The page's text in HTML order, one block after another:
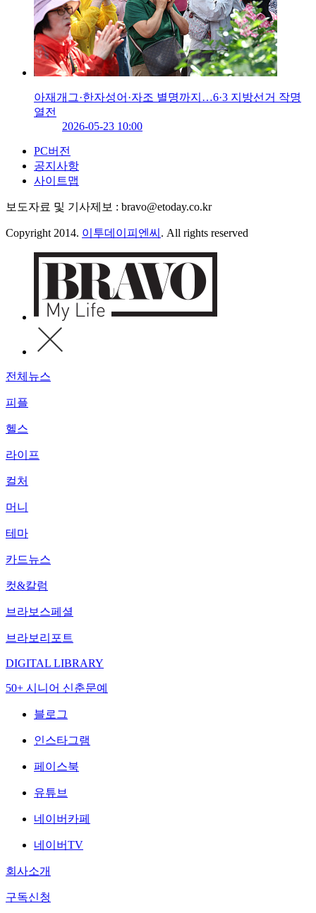
아재개그·한자성어·자조 별명까지…6·3 지방선거 작명
열전
2026-05-23 10:00
PC버전
공지사항
사이트맵
보도자료 및 기사제보 : bravo@etoday.co.kr
Copyright 2014. 이투데이피엔씨 . All rights reserved
전체뉴스
피플
헬스
라이프
컬처
머니
테마
카드뉴스
컷&칼럼
브라보스페셜
브라보리포트
DIGITAL LIBRARY
50+ 시니어 신춘문예
블로그
인스타그램
페이스북
유튜브
네이버카페
네이버TV
회사소개
구독신청